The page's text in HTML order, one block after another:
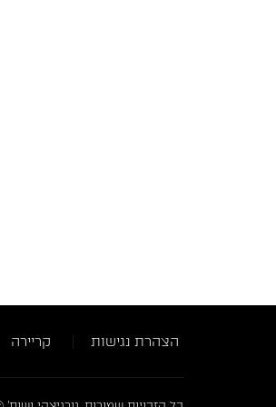
הצהרת נגישות קריירה